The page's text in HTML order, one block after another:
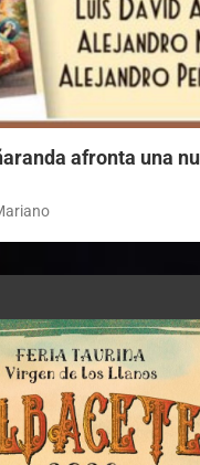
afronta una